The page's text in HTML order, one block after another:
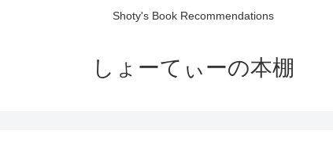
Shoty's Book Recommendations
しょーてぃーの本棚